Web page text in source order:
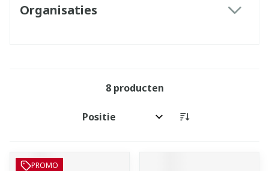
Organisaties
8producten
Sorteer op:
PROMO